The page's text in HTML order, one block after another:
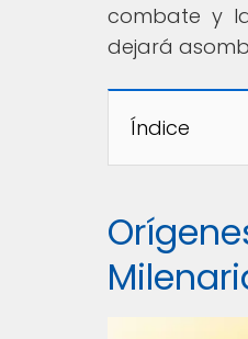
combate y
dejará
Índice